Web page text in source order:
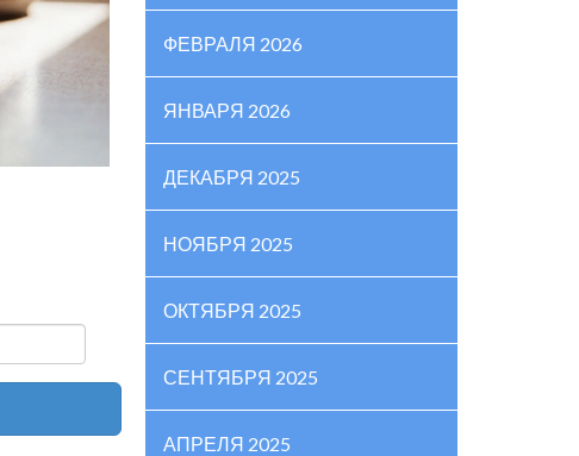
ФЕВРАЛЯ 2026
ЯНВАРЯ 2026
ДЕКАБРЯ 2025
НОЯБРЯ 2025
ОКТЯБРЯ 2025
СЕНТЯБРЯ 2025
АПРЕЛЯ 2025